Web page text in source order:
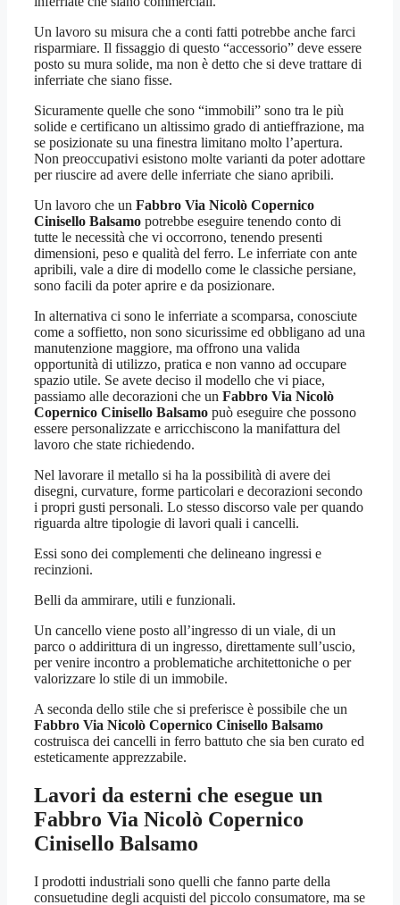
Un lavoro su misura che a conti fatti potrebbe anche farci
risparmiare. Il fissaggio di questo “accessorio” deve essere
posto su mura solide, ma non è detto che si deve trattare di
inferriate che siano fisse.
Sicuramente quelle che sono “immobili” sono tra le più
solide e certificano un altissimo grado di antieffrazione, ma
se posizionate su una finestra limitano molto l’apertura.
Non preoccupativi esistono molte varianti da poter adottare
per riuscire ad avere delle inferriate che siano apribili.
Un lavoro che un Fabbro Via Nicolò Copernico
Cinisello Balsamo potrebbe eseguire tenendo conto di
tutte le necessità che vi occorrono, tenendo presenti
dimensioni, peso e qualità del ferro. Le inferriate con ante
apribili, vale a dire di modello come le classiche persiane,
sono facili da poter aprire e da posizionare.
In alternativa ci sono le inferriate a scomparsa, conosciute
come a soffietto, non sono sicurissime ed obbligano ad una
manutenzione maggiore, ma offrono una valida
opportunità di utilizzo, pratica e non vanno ad occupare
spazio utile. Se avete deciso il modello che vi piace,
passiamo alle decorazioni che un Fabbro Via Nicolò
Copernico Cinisello Balsamo può eseguire che possono
essere personalizzate e arricchiscono la manifattura del
lavoro che state richiedendo.
Nel lavorare il metallo si ha la possibilità di avere dei
disegni, curvature, forme particolari e decorazioni secondo
i propri gusti personali. Lo stesso discorso vale per quando
riguarda altre tipologie di lavori quali i cancelli.
Essi sono dei complementi che delineano ingressi e
recinzioni.
Belli da ammirare, utili e funzionali.
Un cancello viene posto all’ingresso di un viale, di un
parco o addirittura di un ingresso, direttamente sull’uscio,
per venire incontro a problematiche architettoniche o per
valorizzare lo stile di un immobile.
A seconda dello stile che si preferisce è possibile che un
Fabbro Via Nicolò Copernico Cinisello Balsamo
costruisca dei cancelli in ferro battuto che sia ben curato ed
esteticamente apprezzabile.
Lavori da esterni che esegue un
Fabbro Via Nicolò Copernico
Cinisello Balsamo
I prodotti industriali sono quelli che fanno parte della
consuetudine degli acquisti del piccolo consumatore, ma se